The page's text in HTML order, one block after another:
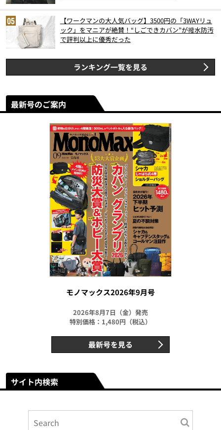
【ワークマンの大人気バッグ】3500円の「3WAYリュ
ック」をマニアが絶賛！“しごできカバン”が撥水防汚
で評判以上に優秀だった
ランキング一覧を見る
最新号のご案内
モノマックス2026年9月号
2026年8月7日（金）発売
特別価格：1,480円（税込）
最新号を見る
サイト内検索